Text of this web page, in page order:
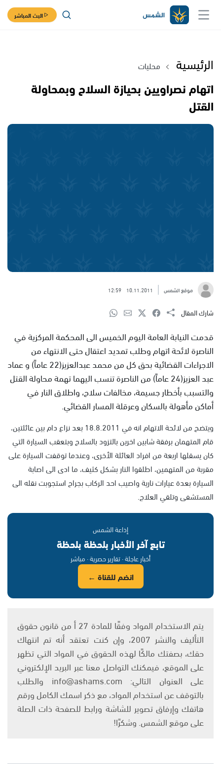
البث المباشر
الرئيسية محليات
اتهام نصراويين بحيازة السلاح وبمحاولة
القتل
موقع الشمس 10.11.2011
12:59
شارك المقال
قدمت النيابة العامة اليوم الخميس الى المحكمة المركزية في
الناصرة لائحة اتهام وطلب تمديد اعتقال حتى الانتهاء من
الاجراءات القضائية بحق كل من محمد عبدالعزيز(22 عاماً) و عماد
عبد العزيز(24 عاماً) من الناصرة تنسب اليهما تهمة محاولة القتل
والتسبب بأخطار جسيمة، مخالفات سلاح، واطلاق النار في
أماكن مأهولة بالسكان وعرقلة المسار القضائي.
ويتضح من لائحة الاتهام انه في 18.8.2011 بعد نزاع دام بين عائلتين،
قام المتهمان برفقة شابين اخرين بالتزود بالسلاح وبتعقب السيارة التي
كان يسقلها اربعة من افراد العائلة الأخرى، وعندما توقفت السيارة على
مقربة من المتهمين، اطلقوا النار بشكل كثيف، ما ادى الى اصابة
السيارة بعدة عيارات نارية واصيب احد الركاب بجراح استجوبت نقله الى
المستشفى وتلقي العلاج.
إذاعة الشمس
تابع آخر الأخبار بلحظة بلحظة
أخبار عاجلة · تقارير حصرية · مباشر
انضم للقناة ←
يتم الاستخدام المواد وفقًا للمادة 27 أ من قانون حقوق
التأليف والنشر 2007، وإن كنت تعتقد أنه تم انتهاك
حقك، بصفتك مالكًا لهذه الحقوق في المواد التي تظهر
على الموقع، فيمكنك التواصل معنا عبر البريد الإلكتروني
على العنوان التالي: info@ashams.com والطلب
بالتوقف عن استخدام المواد، مع ذكر اسمك الكامل ورقم
هاتفك وإرفاق تصوير للشاشة ورابط للصفحة ذات الصلة
على موقع الشمس. وشكرًا!